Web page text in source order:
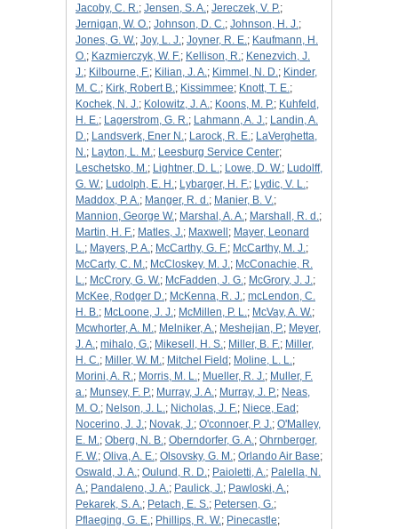
Jacoby, C. R.; Jensen, S. A.; Jereczek, V. P.;
Jernigan, W. O.; Johnson, D. C.; Johnson, H. J.;
Jones, G. W.; Joy, L. J.; Joyner, R. E.; Kaufmann, H.
O.; Kazmierczyk, W. F.; Kellison, R.; Kenezvich, J.
J.; Kilbourne, F.; Kilian, J. A.; Kimmel, N. D.; Kinder,
M. C.; Kirk, Robert B.; Kissimmee; Knott, T. E.;
Kochek, N. J.; Kolowitz, J. A.; Koons, M. P.; Kuhfeld,
H. E.; Lagerstrom, G. R.; Lahmann, A. J.; Landin, A.
D.; Landsverk, Ener N.; Larock, R. E.; LaVerghetta,
N.; Layton, L. M.; Leesburg Service Center;
Leschetsko, M.; Lightner, D. L.; Lowe, D. W.; Ludolff,
G. W.; Ludolph, E. H.; Lybarger, H. F.; Lydic, V. L.;
Maddox, P. A.; Manger, R. d.; Manier, B. V.;
Mannion, George W.; Marshal, A. A.; Marshall, R. d.;
Martin, H. F.; Matles, J.; Maxwell ; Mayer, Leonard
L.; Mayers, P. A.; McCarthy, G. F.; McCarthy, M. J.;
McCarty, C. M.; McCloskey, M. J.; McConachie, R.
L.; McCrory, G. W.; McFadden, J. G.; McGrory, J. J.;
McKee, Rodger D.; McKenna, R. J.; mcLendon, C.
H. B.; McLoone, J. J.; McMillen, P. L.; McVay, A. W.;
Mcwhorter, A. M.; Melniker, A.; Meshejian, P.; Meyer,
J. A.; mihalo, G.; Mikesell, H. S.; Miller, B. F.; Miller,
H. C.; Miller, W. M.; Mitchel Field ; Moline, L. L.;
Morini, A. R.; Morris, M. L.; Mueller, R. J.; Muller, F.
a.; Munsey, F. P.; Murray, J. A.; Murray, J. P.; Neas,
M. O.; Nelson, J. L.; Nicholas, J. F.; Niece, Ead ;
Nocerino, J. J.; Novak, J.; O'connoer, P. J.; O'Malley,
E. M.; Oberg, N. B.; Oberndorfer, G. A.; Ohrnberger,
F. W.; Oliva, A. E.; Olsovsky, G. M.; Orlando Air Base;
Oswald, J. A.; Oulund, R. D.; Paioletti, A.; Palella, N.
A.; Pandaleno, J. A.; Paulick, J.; Pawloski, A.;
Pekarek, S. A.; Petach, E. S.; Petersen, G.;
Pflaeging, G. E.; Phillips, R. W.; Pinecastle;